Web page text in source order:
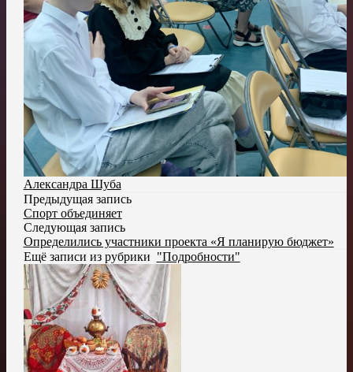
Александра Шуба
Предыдущая запись
Спорт объединяет
Следующая запись
Определились участники проекта «Я планирую бюджет»
Ещё записи из рубрики "Подробности"